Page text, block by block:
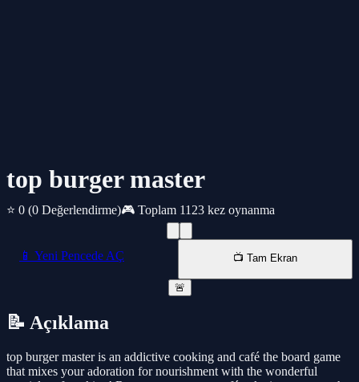
top burger master
⭐ 0 (0 Değerlendirme)🎮 Toplam 1123 kez oynanma
📱 Yeni Pencede AÇ 📺 Tam Ekran
🚨
📝 Açıklama
top burger master is an addictive cooking and café the board game
that mixes your adoration for nourishment with the wonderful